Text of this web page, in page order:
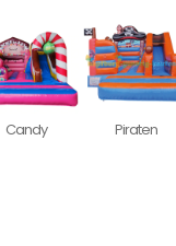
Candy Piraten